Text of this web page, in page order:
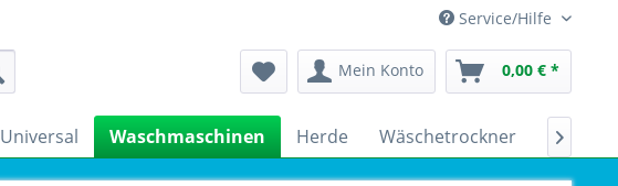
Service/Hilfe
Mein Konto 0,00 € *
Universal Waschmaschinen Herde Wäschetrockner 